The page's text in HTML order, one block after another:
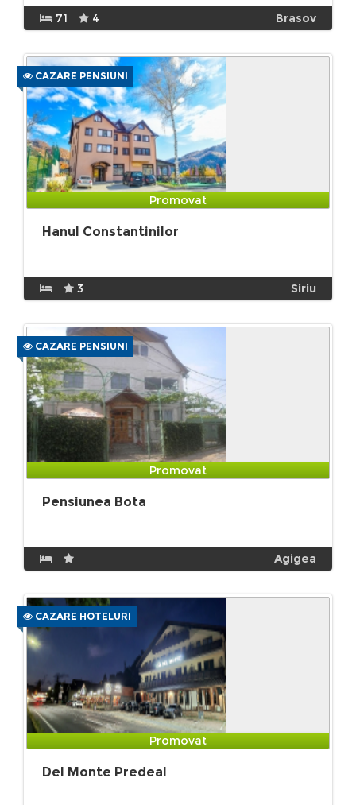
71 4 Brasov
CAZARE PENSIUNI
Promovat
Hanul Constantinilor
3 Siriu
CAZARE PENSIUNI
Promovat
Pensiunea Bota
Agigea
CAZARE HOTELURI
Promovat
Del Monte Predeal